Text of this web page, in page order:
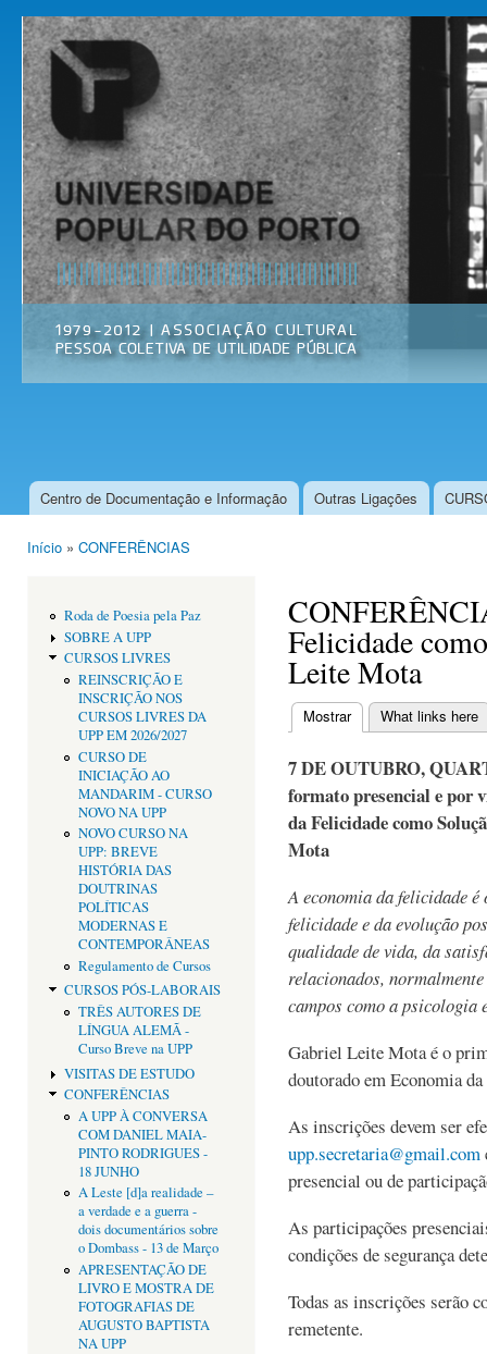
Universidade
Popular do
Porto
Associação
Cultural
Menu principal
Centro de Documentação e Informação Outras Ligações
Início » CONFERÊNCIAS
Roda de Poesia pela Paz
SOBRE A UPP
CURSOS LIVRES
REINSCRIÇÃO E
INSCRIÇÃO NOS
CURSOS LIVRES DA
UPP EM 2026/2027
CURSO DE
INICIAÇÃO AO
MANDARIM - CURSO
NOVO NA UPP
NOVO CURSO NA
UPP: BREVE
HISTÓRIA DAS
DOUTRINAS
POLÍTICAS
MODERNAS E
CONTEMPORÂNEAS
Regulamento de Cursos
CURSOS PÓS-LABORAIS
TRÊS AUTORES DE
LÍNGUA ALEMÃ -
Curso Breve na UPP
VISITAS DE ESTUDO
CONFERÊNCIAS
A UPP À CONVERSA
COM DANIEL MAIA-
PINTO RODRIGUES -
18 JUNHO
A Leste [d]a realidade –
a verdade e a guerra -
dois documentários sobre
o Dombass - 13 de Março
APRESENTAÇÃO DE
LIVRO E MOSTRA DE
FOTOGRAFIAS DE
AUGUSTO BAPTISTA
NA UPP
Felicidade
Leite Mota
Separadores
Mostrar(separador ativo)
What links here
7 DE OUTUBRO,
formato presencial e por
da Felicidade como
Mota
A economia da felicidade
felicidade e da evolução
qualidade de vida, da
relacionados,
campos como a psicologia
Gabriel Leite Mota é o
doutorado em Economia
As inscrições devem ser
upp.secretaria@gmail.com
presencial ou de
As participações
condições de segurança
Todas as inscrições serão
remetente.